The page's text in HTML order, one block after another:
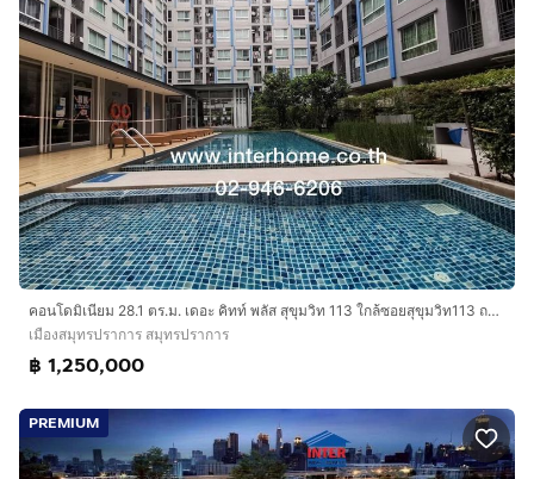
คอนโดมิเนียม 28.1 ตร.ม. เดอะ คิทท์ พลัส สุขุมวิท 113 ใกล้ซอยสุขุมวิท113 ถนนสุขุมวิท ถนนศรีนครินทร์ เมืองสมุทรปราการ สมุทรปราการ
เมืองสมุทรปราการ สมุทรปราการ
฿ 1,250,000
PREMIUM